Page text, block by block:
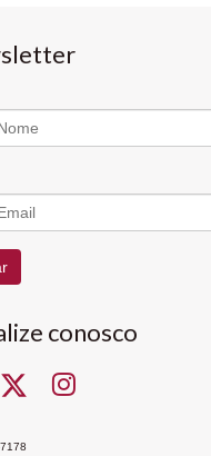
conosco